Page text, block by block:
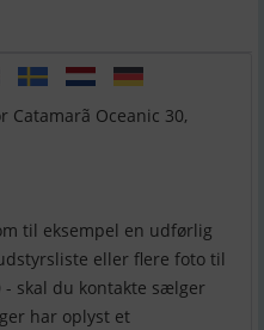
Catamarã Oceanic 30,
til eksempel en udførlig
eller flere foto til
- skal du kontakte sælger
har oplyst et